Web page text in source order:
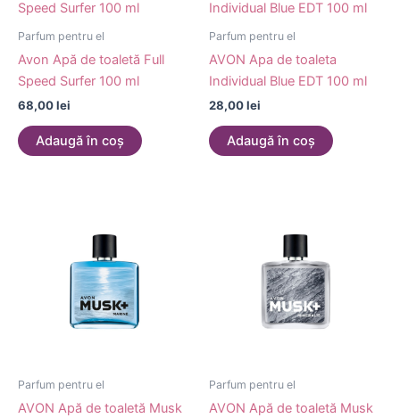
Parfum pentru el
Avon Apă de toaletă Full
Speed Surfer 100 ml
68,00lei
Adaugă în coș
Parfum pentru el
AVON Apa de toaleta
Individual Blue EDT 100 ml
28,00lei
Adaugă în coș
Parfum pentru el
AVON Apă de toaletă Musk
Parfum pentru el
AVON Apă de toaletă Musk